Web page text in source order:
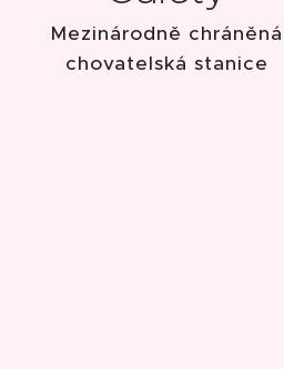
Mezinárodně chráněná
chovatelská stanice